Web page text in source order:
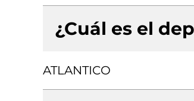
¿Cuál es el
ATLANTICO